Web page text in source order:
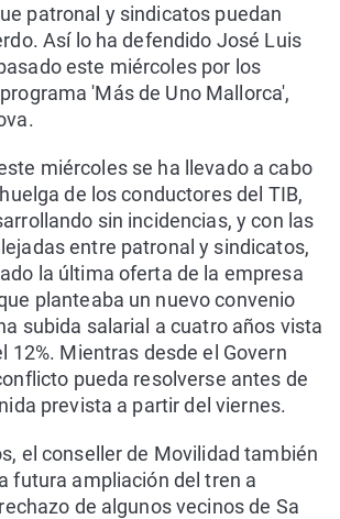
patronal y sindicatos puedan
Así lo ha defendido José Luis
este miércoles por los
'Más de Uno Mallorca',
miércoles se ha llevado a cabo
de los conductores del TIB,
sin incidencias, y con las
entre patronal y sindicatos,
la última oferta de la empresa
planteaba un nuevo convenio
subida salarial a cuatro años vista
12%. Mientras desde el Govern
pueda resolverse antes de
prevista a partir del viernes.
el conseller de Movilidad también
futura ampliación del tren a
de algunos vecinos de Sa